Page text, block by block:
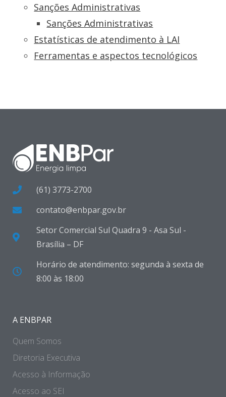
Sanções Administrativas
Sanções Administrativas
Estatísticas de atendimento à LAI
Ferramentas e aspectos tecnológicos
(61) 3773-2700
contato@enbpar.gov.br
Setor Comercial Sul Quadra 9 - Asa Sul -
Brasília – DF
Horário de atendimento: segunda à sexta de
8:00 às 18:00
A ENBPAR
Quem Somos
Diretoria Executiva
Acesso à Informação
Acesso ao SEI